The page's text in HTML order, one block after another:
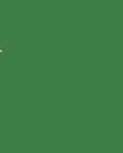
が必要と
としま
るサービ
あり、こ
ー権、
利益ま